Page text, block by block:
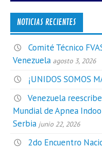
NOTICIAS RECIENTES
Comité Técnico
Venezuela agosto 3, 2026
¡UNIDOS SOMOS
Venezuela
Mundial de Apnea
Serbia junio 22, 2026
2do Encuentro